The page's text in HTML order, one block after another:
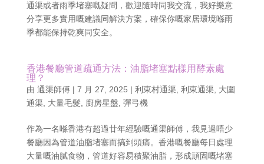
通渠或者雨季堵塞嘅疑問，歡迎隨時同我交流，我好樂意
分享更多實用嘅建議同解決方案，確保你嘅家居環境喺雨
季都能保持乾爽同安全。
香港餐廳管道疏通方法：油脂堵塞點樣用酵素處
理？
由 通渠師傅| 7 月 27, 2025 | 利東村通渠, 利東通渠, 大圍
通渠, 大量毛髮 廚房星盤 彈弓機
作為一名喺香港有超過廿年經驗嘅通渠師傅，我見過唔少
餐廳因為管道油脂堵塞而搞到頭痛。香港嘅餐廳每日處理
大量嘅油膩食物，管道好容易積聚油脂，形成頑固嘅堵塞